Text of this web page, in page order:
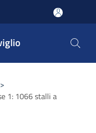
>
1: 1066 stalli a